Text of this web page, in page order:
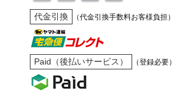
代金引換 （代金引換手数料お客様負担）
Paid（後払いサービス） （登録必要）